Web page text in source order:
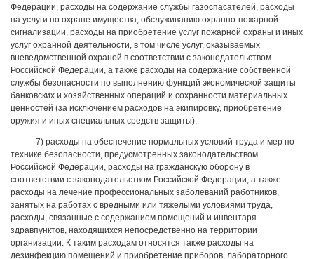
Федерации, расходы на содержание службы газоспасателей, расходы
на услуги по охране имущества, обслуживанию охранно-пожарной
сигнализации, расходы на приобретение услуг пожарной охраны и иных
услуг охранной деятельности, в том числе услуг, оказываемых
вневедомственной охраной в соответствии с законодательством
Российской Федерации, а также расходы на содержание собственной
службы безопасности по выполнению функций экономической защиты
банковских и хозяйственных операций и сохранности материальных
ценностей (за исключением расходов на экипировку, приобретение
оружия и иных специальных средств защиты);
7) расходы на обеспечение нормальных условий труда и мер по
технике безопасности, предусмотренных законодательством
Российской Федерации, расходы на гражданскую оборону в
соответствии с законодательством Российской Федерации, а также
расходы на лечение профессиональных заболеваний работников,
занятых на работах с вредными или тяжелыми условиями труда,
расходы, связанные с содержанием помещений и инвентаря
здравпунктов, находящихся непосредственно на территории
организации. К таким расходам относятся также расходы на
дезинфекцию помещений и приобретение приборов, лабораторного